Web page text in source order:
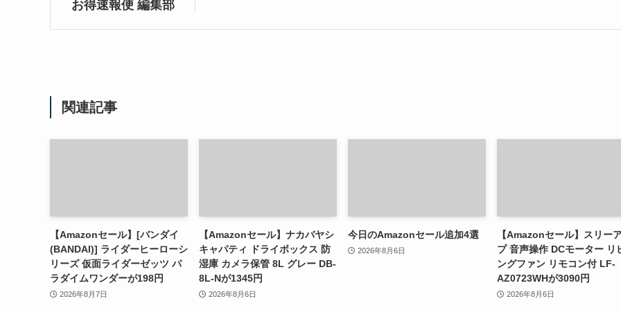
お得速報便 編集部
関連記事
【Amazonセール】[バンダイ
(BANDAI)] ライダーヒーローシ
リーズ 仮面ライダーゼッツ パ
ラダイムワンダーが198円
2026年8月7日
【Amazonセール】ナカバヤシ
キャパティ ドライボックス 防
湿庫 カメラ保管 8L グレー DB-
8L-Nが1345円
2026年8月6日
今日のAmazonセール追加4選
2026年8月6日
【Amazonセール】スリー
プ 音声操作 DCモーター リ
ングファン リモコン付 LF-
AZ0723WHが3090円
2026年8月6日